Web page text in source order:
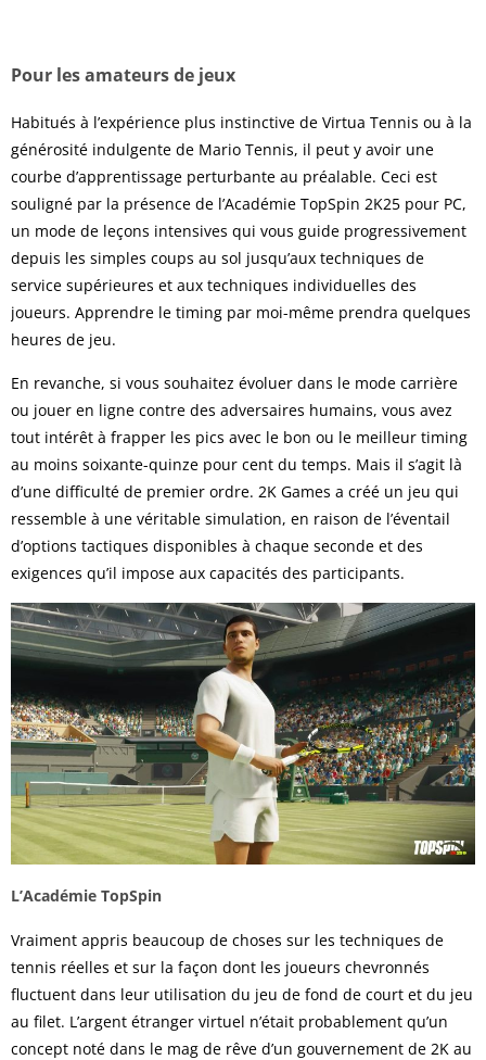
Pour les amateurs de jeux
Habitués à l’expérience plus instinctive de Virtua Tennis ou à la
générosité indulgente de Mario Tennis, il peut y avoir une
courbe d’apprentissage perturbante au préalable. Ceci est
souligné par la présence de l’Académie TopSpin 2K25 pour PC,
un mode de leçons intensives qui vous guide progressivement
depuis les simples coups au sol jusqu’aux techniques de
service supérieures et aux techniques individuelles des
joueurs. Apprendre le timing par moi-même prendra quelques
heures de jeu.
En revanche, si vous souhaitez évoluer dans le mode carrière
ou jouer en ligne contre des adversaires humains, vous avez
tout intérêt à frapper les pics avec le bon ou le meilleur timing
au moins soixante-quinze pour cent du temps. Mais il s’agit là
d’une difficulté de premier ordre. 2K Games a créé un jeu qui
ressemble à une véritable simulation, en raison de l’éventail
d’options tactiques disponibles à chaque seconde et des
exigences qu’il impose aux capacités des participants.
L’Académie TopSpin
Vraiment appris beaucoup de choses sur les techniques de
tennis réelles et sur la façon dont les joueurs chevronnés
fluctuent dans leur utilisation du jeu de fond de court et du jeu
au filet. L’argent étranger virtuel n’était probablement qu’un
concept noté dans le mag de rêve d’un gouvernement de 2K au